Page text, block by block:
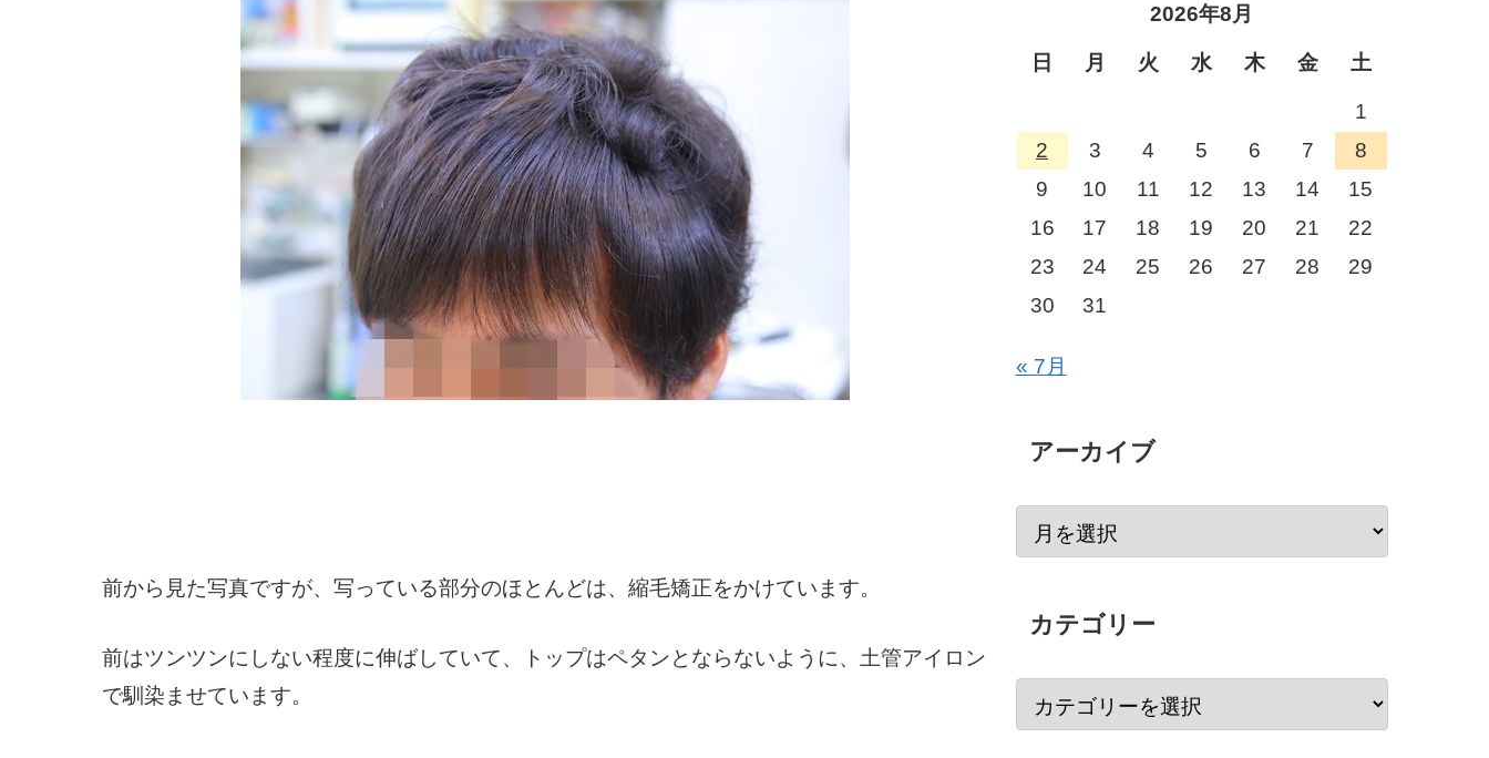
前から見た写真ですが、写っている部分のほとんどは、縮毛矯正をかけています。
前はツンツンにしない程度に伸ばしていて、トップはペタンとならないように、土管アイロン
で馴染ませています。
2026年8月
日 月 火 水 木 金 土
1
2
3 4 5 6 7
8
9
10 11 12 13 14
15
16
17 18 19 20 21
22
23
24 25 26 27 28
29
30
31
« 7月
アーカイブ
カテゴリー